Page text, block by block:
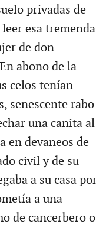
privadas de
esa tremenda
de don
abono de la
celos tenían
senescente rabo
una canita al
en devaneos de
civil y de su
a su casa por
a una
de cancerbero o